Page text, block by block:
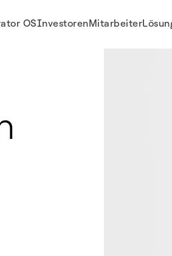
OSInvestorenMitarbeiter